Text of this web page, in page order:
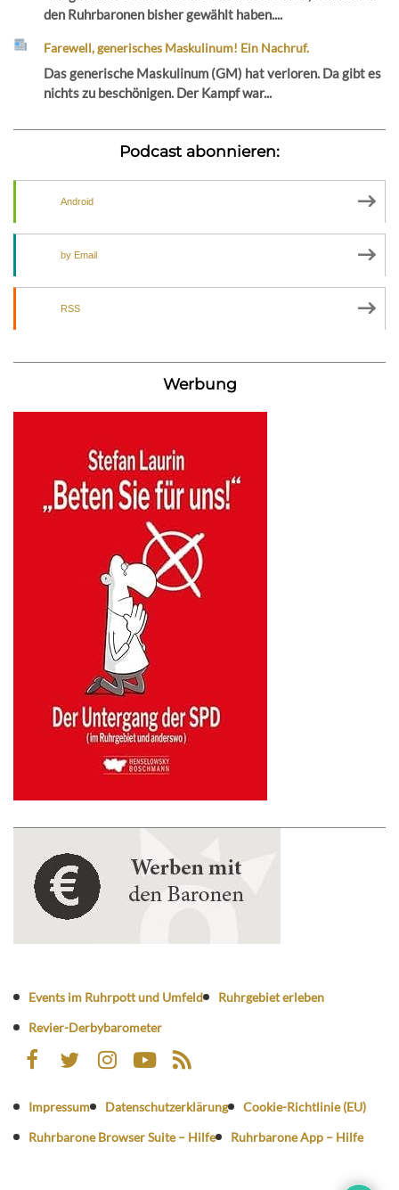
den Ruhrbaronen bisher gewählt haben....
Farewell, generisches Maskulinum! Ein Nachruf.
Das generische Maskulinum (GM) hat verloren. Da gibt es
nichts zu beschönigen. Der Kampf war...
Podcast abonnieren:
Android
by Email
RSS
Werbung
Events im Ruhrpott und Umfeld
Ruhrgebiet erleben
Revier-Derbybarometer
Impressum Datenschutzerklärung
Cookie-Richtlinie (EU)
Ruhrbarone Browser Suite – Hilfe
Ruhrbarone App – Hilfe